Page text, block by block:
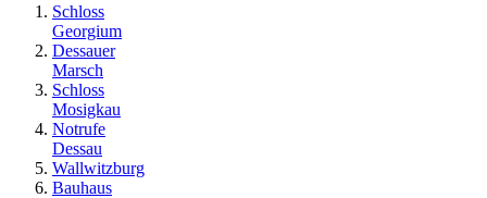
Schloss
Georgium
Dessauer
Marsch
Schloss
Mosigkau
Notrufe
Dessau
Wallwitzburg
Bauhaus